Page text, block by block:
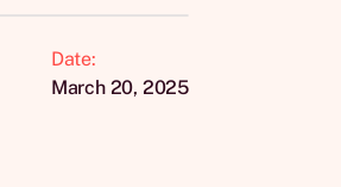
Date:
March 20, 2025